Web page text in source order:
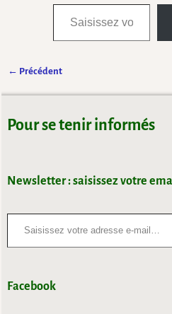
← Précédent
Pour se tenir informés
Newsletter : saisissez votre
Facebook